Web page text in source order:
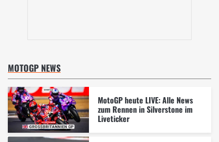
MOTOGP NEWS
MotoGP heute LIVE: Alle News
zum Rennen in Silverstone im
Liveticker